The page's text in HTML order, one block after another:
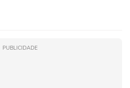
PUBLICIDADE